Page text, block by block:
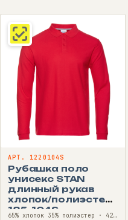
АРТ. 1220104S
Рубашка поло
унисекс STAN
длинный рукав
хлопок/полиэстер
185, 104S
65% хлопок 35% полиэстер · 42—68